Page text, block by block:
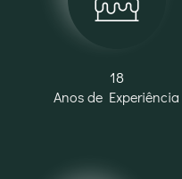
18
Anos de Experiência